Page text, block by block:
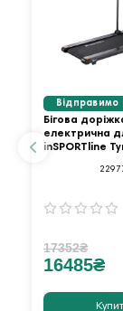
Відправимо
Бігова
електрична
inSPORTline
17352₴
16485₴